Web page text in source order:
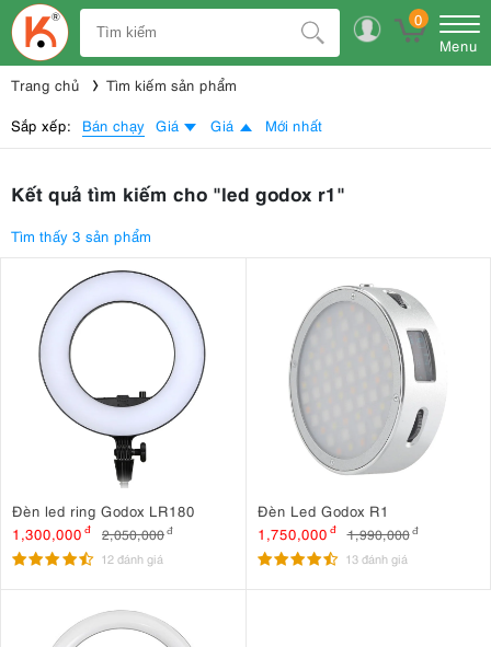
0
Menu
Trang chủ Tìm kiếm sản phẩm
Sắp xếp: Bán chạy Giá Giá Mới nhất
Kết quả tìm kiếm cho "led godox r1"
Tìm thấy 3 sản phẩm
Đèn led ring Godox LR180
1,300,000 đ 2,050,000đ
12 đánh giá
Đèn Led Godox R1
1,750,000 đ 1,990,000 đ
13 đánh giá